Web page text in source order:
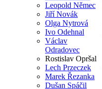
Leopold Němec
Jiří Novák
Olga Nytrová
Ivo Odehnal
Václav
Odradovec
Rostislav Opršal
Lech Przeczek
Marek Řezanka
Dušan Spáčil